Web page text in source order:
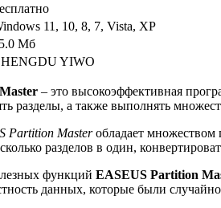
11, 10, 8, 7, Vista, XP
Мб
YIWO
– это высокоэффективная
разделы, а также выполнять
Partition Masterобладает множеством
разделов в один,
функций EASEUS Partition
данных, которые были